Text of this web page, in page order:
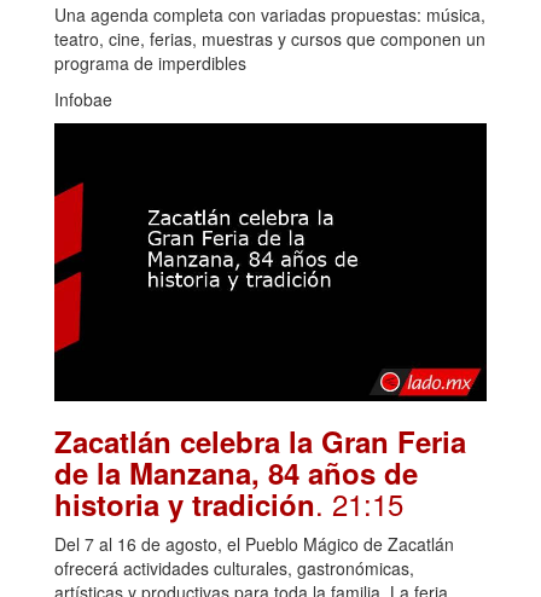
Una agenda completa con variadas propuestas: música,
teatro, cine, ferias, muestras y cursos que componen un
programa de imperdibles
Infobae
Zacatlán celebra la Gran Feria
de la Manzana, 84 años de
historia y tradición. 21:15
Del 7 al 16 de agosto, el Pueblo Mágico de Zacatlán
ofrecerá actividades culturales, gastronómicas,